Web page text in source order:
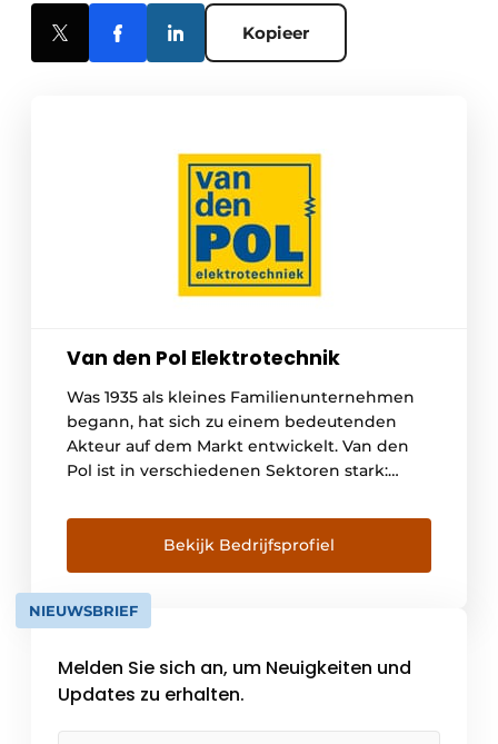
Kopieer
Van den Pol Elektrotechnik
Was 1935 als kleines Familienunternehmen
begann, hat sich zu einem bedeutenden
Akteur auf dem Markt entwickelt. Van den
Pol ist in verschiedenen Sektoren stark:
Gebäudemanagement, Industrieautomation,
Einzelhandel und Wohnungsbau. Dank
unserer langjährigen Erfahrung sind wir
Spezialisten für alle elektrotechnischen
Installationen und führend in den
Bekijk Bedrijfsprofiel
NIEUWSBRIEF
Melden Sie sich an, um Neuigkeiten und
Updates zu erhalten.